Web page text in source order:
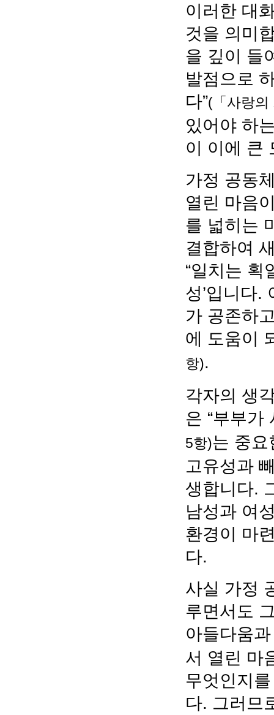
이러한 대
것을 의미
을 깊이 들
발점으로
다”(「사랑의
있어야 하
이 이에 큰
가정 공동
열린 마음
를 넓히는
결합하여
“일치는 획
성’입니다.
가 공존하
에 도움이
항).
각자의 생
은 “부부가
5항)는 중
고유성과
생합니다.
남성과 여
환경이 마
다.
사실 가정
루면서도
아들다움
서 열린 마
무엇인지
다. 그러므